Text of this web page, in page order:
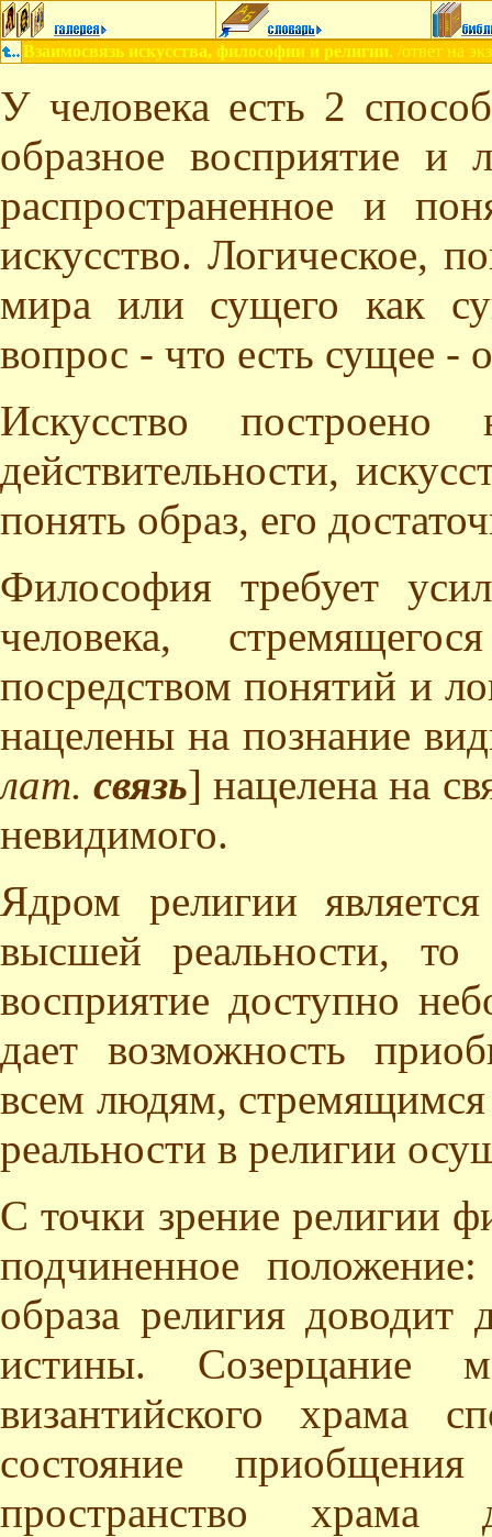
Взаимосвязь искусства, философии и религии. /ответ на
У человека есть 2
образное восприятие и
распространенное и
искусство. Логическое,
мира или сущего как
вопрос - что есть сущее -
Искусство построено
действительности,
понять образ, его
Философия требует
человека,
посредством понятий и
нацелены на познание
лат.связь] нацелена на
невидимого.
Ядром религии является
высшей реальности, то
восприятие доступно
дает возможность
всем людям,
реальности в религии
С точки зрение религии
подчиненное положение:
образа религия
истины. Созерцание
византийского храма
состояние
пространство храма